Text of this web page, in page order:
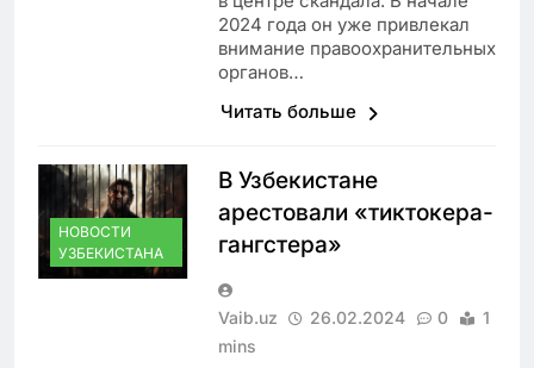
2024 года он уже привлекал
внимание правоохранительных
органов…
Читать больше
НОВОСТИ
УЗБЕКИСТАНА
В Узбекистане
арестовали «тиктокера-
гангстера»
Vaib.uz 26.02.2024 0
1
mins